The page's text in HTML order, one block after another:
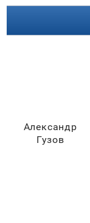
Александр
Гузов